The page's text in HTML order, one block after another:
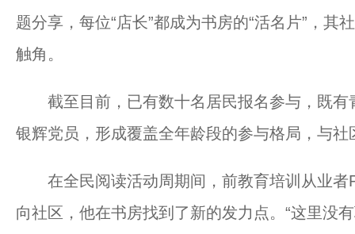
题分享，每位“店长”都成为书房的“活名片”，其
触角。
截至目前，已有数十名居民报名参与，既有
银辉党员，形成覆盖全年龄段的参与格局，与社
在全民阅读活动周期间，前教育培训从业者
向社区，他在书房找到了新的发力点。“这里没